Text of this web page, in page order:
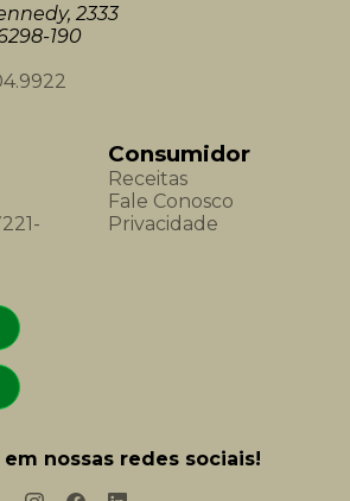
2333
190
Consumidor
Receitas
Fale Conosco
Privacidade
nossas redes sociais!